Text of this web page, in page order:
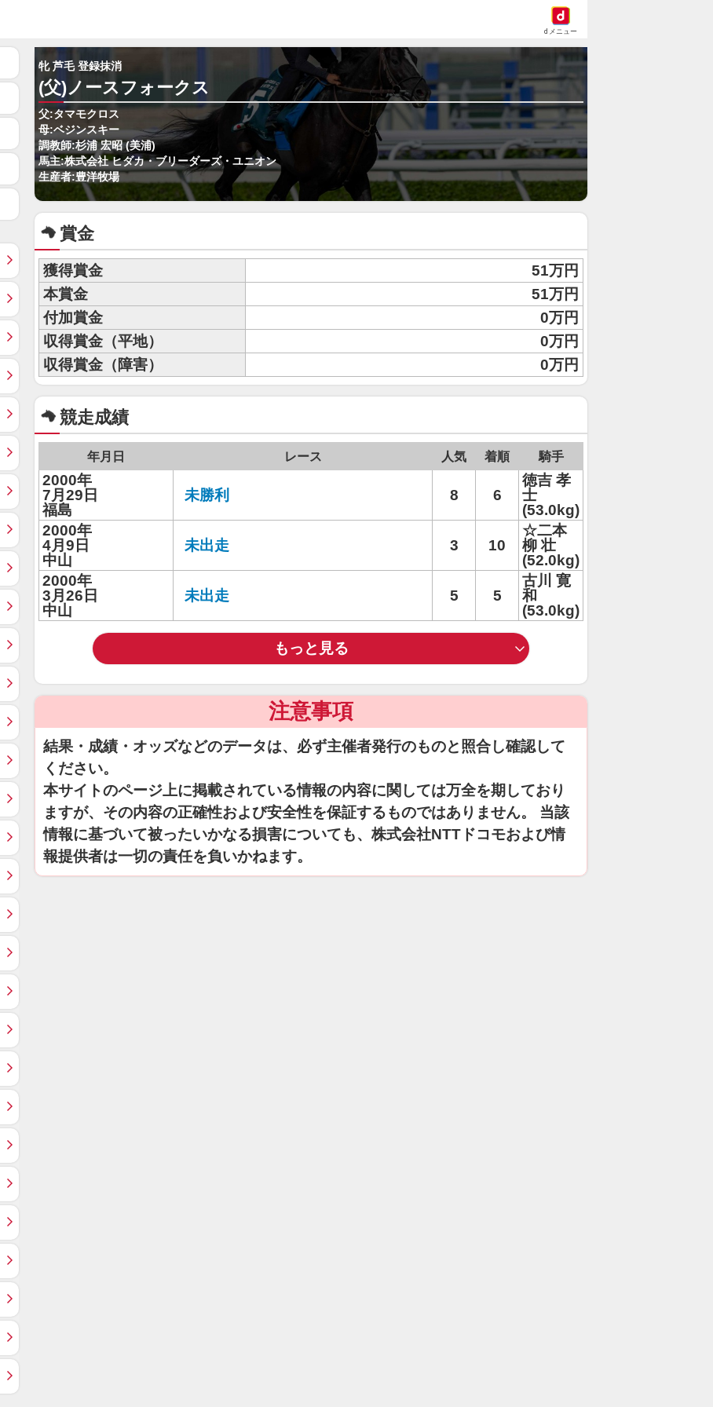
dメニュー
牝 芦毛 登録抹消
(父)ノースフォークス
父:タマモクロス
母:ベジンスキー
調教師:杉浦 宏昭 (美浦)
馬主:株式会社 ヒダカ・ブリーダーズ・ユニオン
生産者:豊洋牧場
賞金
獲得賞金
51万円
本賞金
51万円
付加賞金
0万円
収得賞金（平地）
0万円
収得賞金（障害）
0万円
競走成績
年月日 レース 人気 着順 騎手
2000年
7月29日
福島
未勝利 8 6
徳吉 孝
士
(53.0kg)
2000年
4月9日
中山
未出走 3 10
☆二本
柳 壮
(52.0kg)
2000年
3月26日
中山
未出走 5 5
古川 寛
和
(53.0kg)
もっと見る
注意事項
結果・成績・オッズなどのデータは、必ず主催者発行のものと照合し確認して
ください。
本サイトのページ上に掲載されている情報の内容に関しては万全を期しており
ますが、その内容の正確性および安全性を保証するものではありません。 当該
情報に基づいて被ったいかなる損害についても、株式会社NTTドコモおよび情
報提供者は一切の責任を負いかねます。